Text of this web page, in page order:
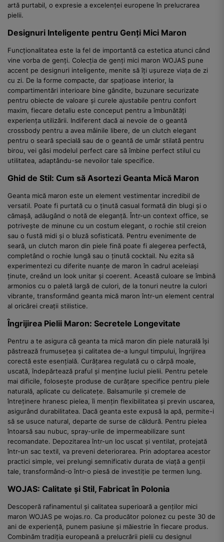
artă purtabil, o expresie a excelenței europene în prelucrarea
pielii.
Designuri Inteligente pentru Genți Mici Maron
Funcționalitatea este la fel de importantă ca estetica atunci când
vine vorba de genți. Colecția de genți mici maron WOJAS pune
accent pe designuri inteligente, menite să îți ușureze viața de zi
cu zi. De la forme compacte, dar spațioase interior, la
compartimentări interioare bine gândite, buzunare securizate
pentru obiecte de valoare și curele ajustabile pentru confort
maxim, fiecare detaliu este conceput pentru a îmbunătăți
experiența utilizării. Indiferent dacă ai nevoie de o geantă
crossbody pentru a avea mâinile libere, de un clutch elegant
pentru o seară specială sau de o geantă de umăr stilată pentru
birou, vei găsi modelul perfect care să îmbine perfect stilul cu
utilitatea, adaptându-se nevoilor tale specifice.
Ghid de Stil: Cum să Asortezi Geanta Mică Maron
Geanta mică maron este un element vestimentar incredibil de
versatil. Poate fi purtată cu o ținută casual formată din blugi și o
cămașă, adăugând o notă de eleganță. Într-un context office, se
potrivește de minune cu un costum elegant, o rochie stil creion
sau o fustă midi și o bluză sofisticată. Pentru evenimente de
seară, un clutch maron din piele fină poate fi alegerea perfectă,
completând o rochie lungă sau o ținută cocktail. Nu ezita să
experimentezi cu diferite nuanțe de maron în cadrul aceleiași
ținute, creând un look unitar și coerent. Această culoare se îmbină
armonios cu o paletă largă de culori, de la tonuri neutre la culori
vibrante, transformând geanta mică maron într-un element central
al oricărei creații stilistice.
Îngrijirea Pielii Maron: Secretele Longevitate
Pentru a te asigura că geanta ta mică maron din piele naturală își
păstrează frumusețea și calitatea de-a lungul timpului, îngrijirea
corectă este esențială. Curățarea regulată cu o cârpă moale,
uscată, îndepărtează praful și menține luciul pielii. Pentru petele
mai dificile, folosește produse de curățare specifice pentru piele
naturală, aplicate cu delicatețe. Balsamurile și cremele de
întreținere hranesc pielea, îi mențin flexibilitatea și previn uscarea,
asigurând durabilitatea. Dacă geanta este expusă la apă, permite-i
să se usuce natural, departe de surse de căldură. Pentru pielea
întoarsă sau nubuc, spray-urile de impermeabilizare sunt
recomandate. Depozitarea într-un loc uscat și ventilat, protejată
într-un sac textil, va preveni deteriorarea. Prin adoptarea acestor
practici simple, vei prelungi semnificativ durata de viață a genții
tale, transformând-o într-o piesă de investiție pe termen lung.
WOJAS: Calitate și Stil, Fabricat în Polonia
Descoperă rafinamentul și calitatea superioară a genților mici
maron WOJAS pe wojas.ro. Ca producător polonez cu peste 30 de
ani de experiență, punem pasiune și măiestrie în fiecare produs.
Combinăm tradiția europeană a prelucrării pielii cu designul